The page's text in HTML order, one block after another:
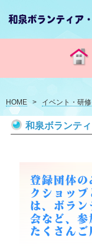
HOME > イベント・研修
和泉ボランテ